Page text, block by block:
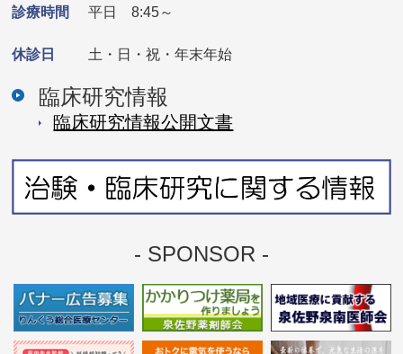
診療時間 平日 8:45～
休診日 土・日・祝・年末年始
臨床研究情報
臨床研究情報公開⽂書
- SPONSOR -